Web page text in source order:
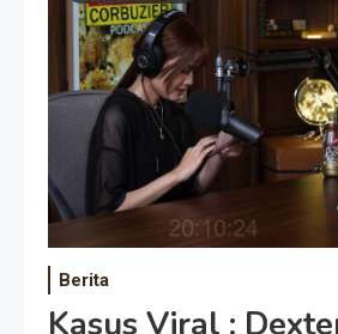
Berita
Kasus Viral :